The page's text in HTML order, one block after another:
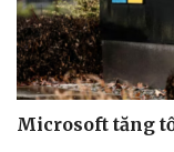
Microsoft tăng